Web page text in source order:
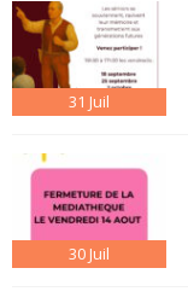
31 Juil
30Juil